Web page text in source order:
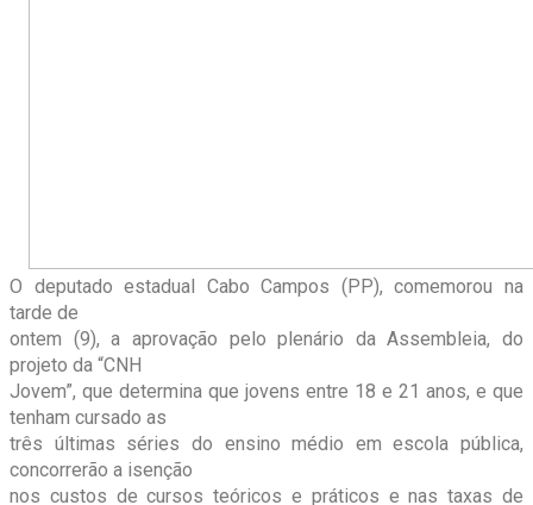
O deputado estadual Cabo Campos (PP), comemorou na
tarde de
ontem (9), a aprovação pelo plenário da Assembleia, do
projeto da “CNH
Jovem”, que determina que jovens entre 18 e 21 anos, e que
tenham cursado as
três últimas séries do ensino médio em escola pública,
concorrerão a isenção
nos custos de cursos teóricos e práticos e nas taxas de